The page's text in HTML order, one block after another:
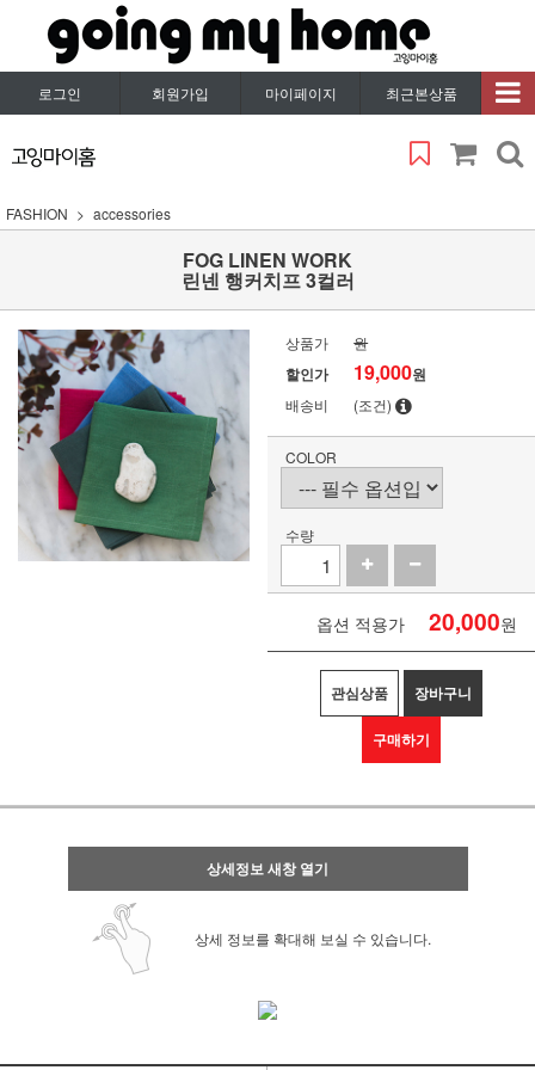
로그인 회원가입 마이페이지 최근본상품
FASHION accessories
FOG LINEN WORK
린넨 행커치프 3컬러
상품가 원
할인가 19,000원
배송비 (조건)
COLOR
수량
옵션 적용가 20,000원
관심상품 장바구니
구매하기
상세정보 새창 열기
상세 정보를 확대해 보실 수 있습니다.